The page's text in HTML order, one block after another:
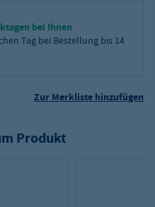
bei Ihnen
Tag bei Bestellung bis 14
Zur Merkliste hinzufügen
Produkt